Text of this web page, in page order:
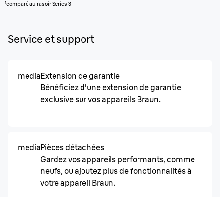
¹comparé au rasoir Series 3
Service et support
mediaExtension de garantie
Bénéficiez d'une extension de garantie
exclusive sur vos appareils Braun.
mediaPièces détachées
Gardez vos appareils performants, comme
neufs, ou ajoutez plus de fonctionnalités à
votre appareil Braun.